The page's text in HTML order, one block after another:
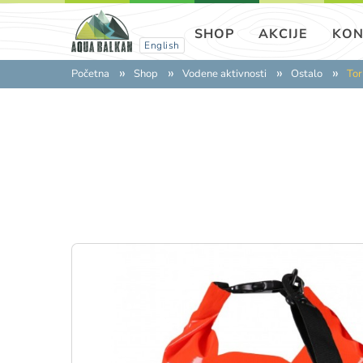
English
SHOP AKCIJE
Početna Shop Vodene aktivnosti Ostalo